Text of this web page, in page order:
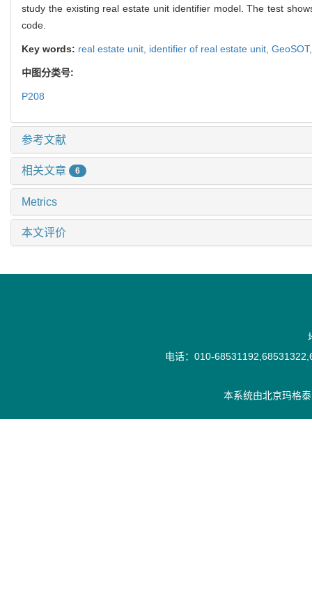
study the existing real estate unit identifier model. The test
code.
Key words: real estate unit, identifier of real estate unit,
中图分类号:
P208
参考文献
相关文章 6
Metrics
本文评价
电话：010-
本系统由北京玛格